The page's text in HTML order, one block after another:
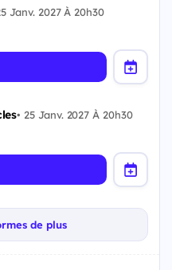
Janv. 2027 À 20h30
• 25 Janv. 2027 À 20h30
de plus